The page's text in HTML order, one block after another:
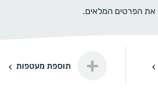
את הפרטים המלאים.
תוספת מעטפותתוספת מעטפות